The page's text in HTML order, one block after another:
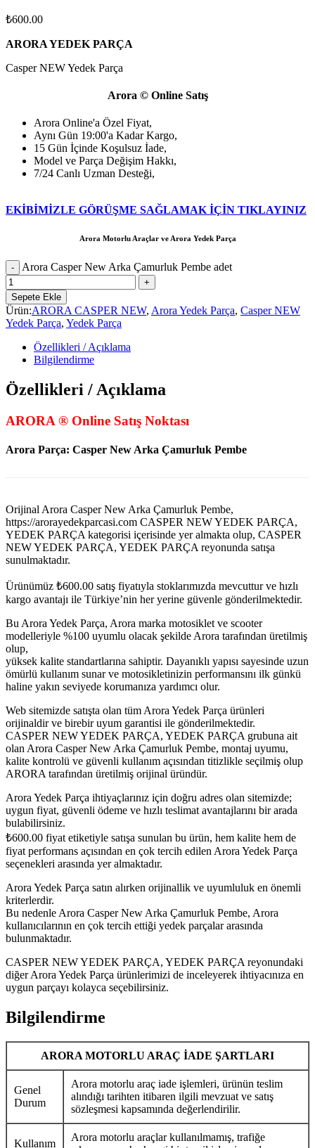
₺600.00
ARORA YEDEK PARÇA
Casper NEW Yedek Parça
Arora © Online Satış
Arora Online'a Özel Fiyat,
Aynı Gün 19:00'a Kadar Kargo,
15 Gün İçinde Koşulsuz İade,
Model ve Parça Değişim Hakkı,
7/24 Canlı Uzman Desteği,
EKİBİMİZLE GÖRÜŞME SAĞLAMAK İÇİN TIKLAYINIZ
Arora Motorlu Araçlar ve Arora Yedek Parça
Arora Casper New Arka Çamurluk Pembe adet
Sepete Ekle
Ürün:ARORA CASPER NEW, Arora Yedek Parça, Casper NEW
Yedek Parça, Yedek Parça
Özellikleri / Açıklama
Bilgilendirme
Özellikleri / Açıklama
ARORA ® Online Satış Noktası
Arora Parça: Casper New Arka Çamurluk Pembe
Orijinal Arora Casper New Arka Çamurluk Pembe,
https://arorayedekparcasi.com CASPER NEW YEDEK PARÇA,
YEDEK PARÇA kategorisi içerisinde yer almakta olup, CASPER
NEW YEDEK PARÇA, YEDEK PARÇA reyonunda satışa
sunulmaktadır.
Ürünümüz ₺600.00 satış fiyatıyla stoklarımızda mevcuttur ve hızlı
kargo avantajı ile Türkiye’nin her yerine güvenle gönderilmektedir.
Bu Arora Yedek Parça, Arora marka motosiklet ve scooter
modelleriyle %100 uyumlu olacak şekilde Arora tarafından üretilmiş
olup,
yüksek kalite standartlarına sahiptir. Dayanıklı yapısı sayesinde uzun
ömürlü kullanım sunar ve motosikletinizin performansını ilk günkü
haline yakın seviyede korumanıza yardımcı olur.
Web sitemizde satışta olan tüm Arora Yedek Parça ürünleri
orijinaldir ve birebir uyum garantisi ile gönderilmektedir.
CASPER NEW YEDEK PARÇA, YEDEK PARÇA grubuna ait
olan Arora Casper New Arka Çamurluk Pembe, montaj uyumu,
kalite kontrolü ve güvenli kullanım açısından titizlikle seçilmiş olup
ARORA tarafından üretilmiş orijinal üründür.
Arora Yedek Parça ihtiyaçlarınız için doğru adres olan sitemizde;
uygun fiyat, güvenli ödeme ve hızlı teslimat avantajlarını bir arada
bulabilirsiniz.
₺600.00 fiyat etiketiyle satışa sunulan bu ürün, hem kalite hem de
fiyat performans açısından en çok tercih edilen Arora Yedek Parça
seçenekleri arasında yer almaktadır.
Arora Yedek Parça satın alırken orijinallik ve uyumluluk en önemli
kriterlerdir.
Bu nedenle Arora Casper New Arka Çamurluk Pembe, Arora
kullanıcılarının en çok tercih ettiği yedek parçalar arasında
bulunmaktadır.
CASPER NEW YEDEK PARÇA, YEDEK PARÇA reyonundaki
diğer Arora Yedek Parça ürünlerimizi de inceleyerek ihtiyacınıza en
uygun parçayı kolayca seçebilirsiniz.
Bilgilendirme
ARORA MOTORLU ARAÇ İADE ŞARTLARI
Genel
Durum
Arora motorlu araç iade işlemleri, ürünün teslim
alındığı tarihten itibaren ilgili mevzuat ve satış
sözleşmesi kapsamında değerlendirilir.
Kullanım
Arora motorlu araçlar kullanılmamış, trafiğe